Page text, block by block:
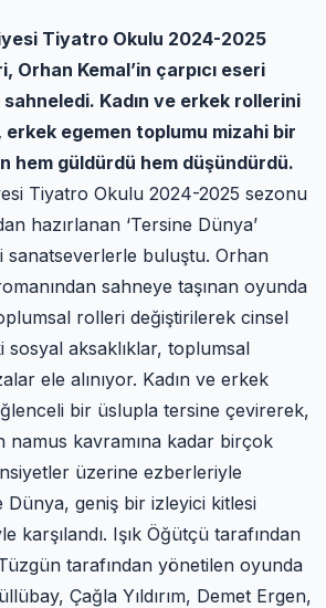
Tiyatro Okulu 2024-2025
Orhan Kemal’in çarpıcı eseri
sahneledi. Kadın ve erkek rollerini
egemen toplumu mizahi bir
hem güldürdü hem düşündürdü.
Tiyatro Okulu 2024-2025 sezonu
hazırlanan ‘Tersine Dünya’
sanatseverlerle buluştu. Orhan
sahneye taşınan oyunda
rolleri değiştirilerek cinsel
sosyal aksaklıklar, toplumsal
ele alınıyor. Kadın ve erkek
bir üslupla tersine çevirerek,
namus kavramına kadar birçok
üzerine ezberleriyle
geniş bir izleyici kitlesi
karşılandı. Işık Öğütçü tarafından
tarafından yönetilen oyunda
Çağla Yıldırım, Demet Ergen,